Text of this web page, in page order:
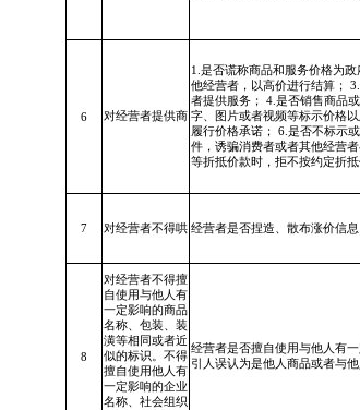
6 对经营者提供商
1.是否谎称商品和服务价格为
他经营者，以高价进行结算；
者提供服务； 4.是否销售商品
字、图片或者视频等标示价格
履行价格承诺； 6.是否不标示
件，诱骗消费者或者其他经营
等折抵价款时，拒不按约定折抵
7 对经营者不得哄 经营者是否捏造、散布涨价信
8
对经营者不得擅
自使用与他人有
一定影响的商品
名称、包装、装
潢等相同或者近
似的标识。不得
擅自使用他人有
一定影响的企业
名称、社会组织
经营者是否擅自使用与他人有
引人误认为是他人商品或者与他